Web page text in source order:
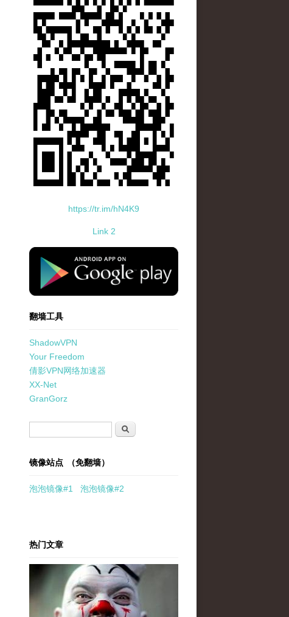
https://tr.im/hN4K9
Link 2
standard-icon-googleplay-app-store.png
翻墙工具
ShadowVPN
Your Freedom
倩影VPN网络加速器
XX-Net
GranGorz
搜索
镜像站点 （免翻墙）
泡泡镜像#1 泡泡镜像#2
热门文章